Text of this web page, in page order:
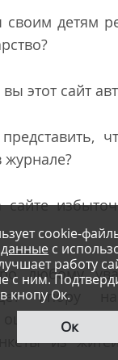
детям
этот сайт
журнале?
любому
впору
оценщиков,
из
cookie-
с
работу
с ним.
кнопу Ок.
Ок